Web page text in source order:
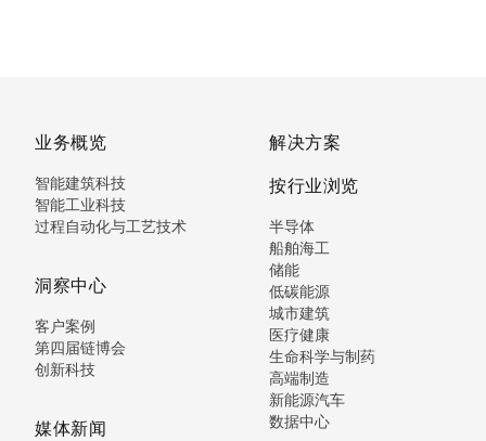
业务概览
智能建筑科技
智能工业科技
过程自动化与工艺技术
洞察中心
客户案例
第四届链博会
创新科技
媒体新闻
解决方案
按行业浏览
半导体
船舶海工
储能
低碳能源
城市建筑
医疗健康
生命科学与制药
高端制造
新能源汽车
数据中心